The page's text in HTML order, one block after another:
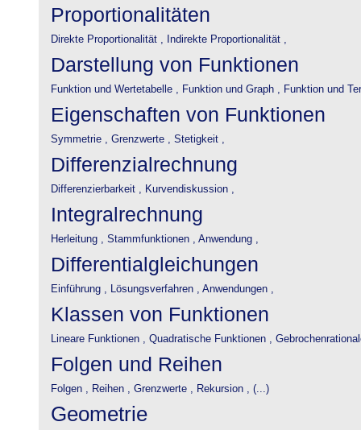
Proportionalitäten
Direkte Proportionalität , Indirekte Proportionalität ,
Darstellung von Funktionen
Funktion und Wertetabelle , Funktion und Graph , Funktion und
Eigenschaften von Funktionen
Symmetrie , Grenzwerte , Stetigkeit ,
Differenzialrechnung
Differenzierbarkeit , Kurvendiskussion ,
Integralrechnung
Herleitung , Stammfunktionen , Anwendung ,
Differentialgleichungen
Einführung , Lösungsverfahren , Anwendungen ,
Klassen von Funktionen
Lineare Funktionen , Quadratische Funktionen ,
Folgen und Reihen
Folgen , Reihen , Grenzwerte , Rekursion , (...)
Geometrie